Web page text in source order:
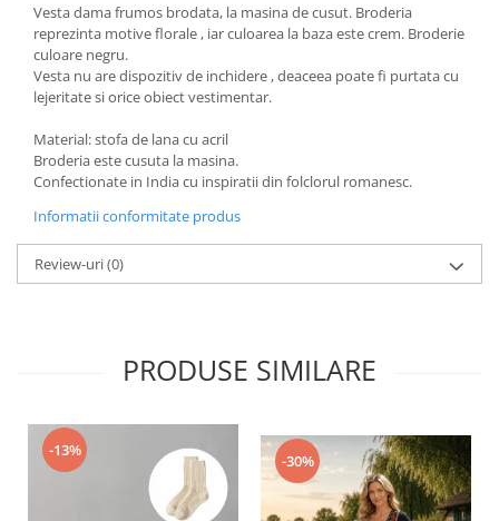
Vesta dama frumos brodata, la masina de cusut. Broderia
reprezinta motive florale , iar culoarea la baza este crem. Broderie
culoare negru.
Vesta nu are dispozitiv de inchidere , deaceea poate fi purtata cu
lejeritate si orice obiect vestimentar.
Material: stofa de lana cu acril
Broderia este cusuta la masina.
Confectionate in India cu inspiratii din folclorul romanesc.
Informatii conformitate produs
Review-uri(0)
PRODUSE SIMILARE
-13%
-30%